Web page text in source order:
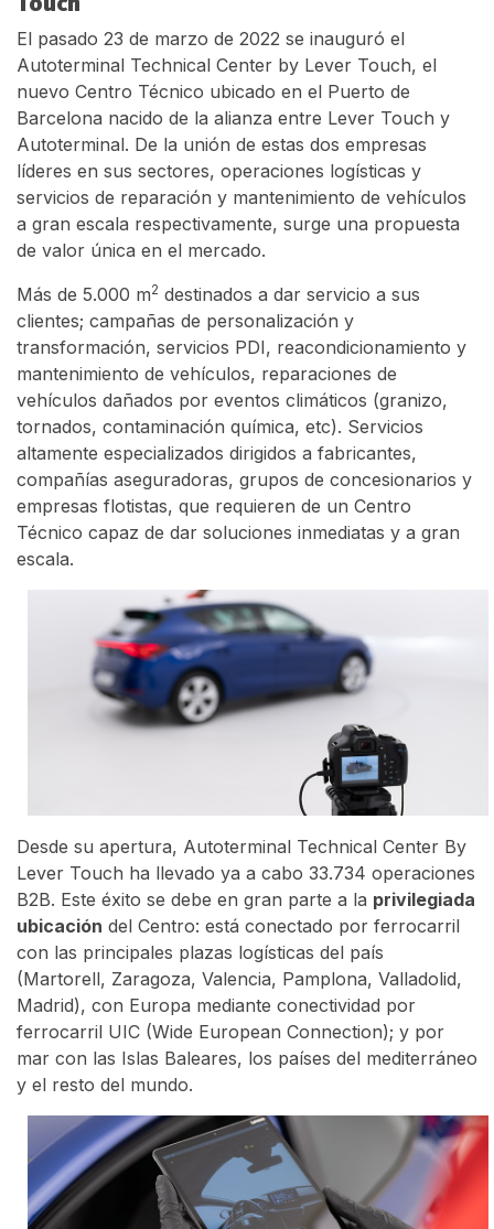
El pasado 23 de marzo de 2022 se inauguró el
Autoterminal Technical Center by Lever Touch, el
nuevo Centro Técnico ubicado en el Puerto de
Barcelona nacido de la alianza entre Lever Touch y
Autoterminal. De la unión de estas dos empresas
líderes en sus sectores, operaciones logísticas y
servicios de reparación y mantenimiento de vehículos
a gran escala respectivamente, surge una propuesta
de valor única en el mercado.
Más de 5.000 m2 destinados a dar servicio a sus
clientes; campañas de personalización y
transformación, servicios PDI, reacondicionamiento y
mantenimiento de vehículos, reparaciones de
vehículos dañados por eventos climáticos (granizo,
tornados, contaminación química, etc). Servicios
altamente especializados dirigidos a fabricantes,
compañías aseguradoras, grupos de concesionarios y
empresas flotistas, que requieren de un Centro
Técnico capaz de dar soluciones inmediatas y a gran
escala.
Desde su apertura, Autoterminal Technical Center By
Lever Touch ha llevado ya a cabo 33.734 operaciones
B2B. Este éxito se debe en gran parte a la privilegiada
ubicación del Centro: está conectado por ferrocarril
con las principales plazas logísticas del país
(Martorell, Zaragoza, Valencia, Pamplona, Valladolid,
Madrid), con Europa mediante conectividad por
ferrocarril UIC (Wide European Connection); y por
mar con las Islas Baleares, los países del mediterráneo
y el resto del mundo.